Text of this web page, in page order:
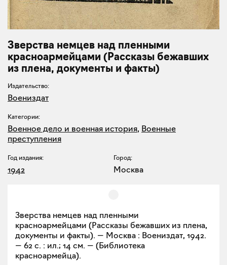
Зверства немцев над пленными
красноармейцами (Рассказы бежавших
из плена, документы и факты)
Издательство:
Воениздат
Категории:
Военное дело и военная история, Военные
преступления
Год издания:
1942
Город:
Москва
Зверства немцев над пленными
красноармейцами (Рассказы бежавших из плена,
документы и факты). — Москва : Воениздат, 1942.
— 62 с. : ил.; 14 см. — (Библиотека
красноармейца).